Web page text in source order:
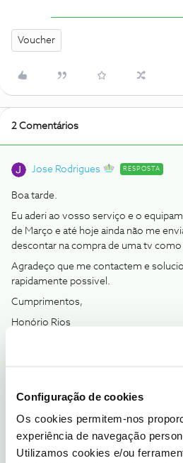
Configuração de cookies
Os cookies permitem-nos
experiência de navegação
Utilizamos cookies e/ou
Voucher
2 Comentários
Jose Rodrigues RESPOSTA
Boa tarde.
Eu aderi ao vosso serviço e o
de Março e até hoje ainda não me
descontar na compra de uma tv
Agradeço que me contactem e
rapidamente possivel.
Cumprimentos,
Honório Rios
Boa tarde, o voucher está a demorar
enviado para o seu email,
2 pessoas gostaram